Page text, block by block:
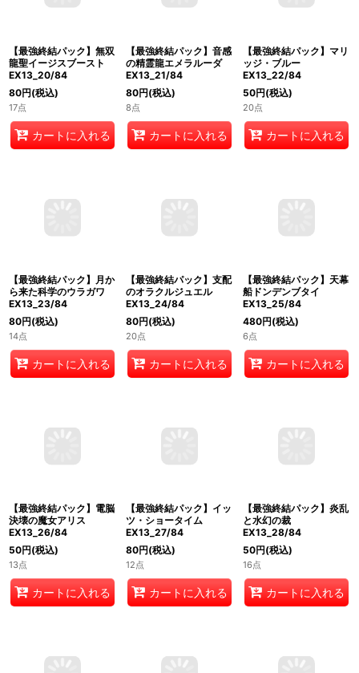
【最強終結パック】無双
龍聖イージスブースト
EX13_20/84
80円(税込)
17点
【最強終結パック】音感
の精霊龍エメラルーダ
EX13_21/84
80円(税込)
8点
【最強終結パック】マリ
ッジ・ブルー
EX13_22/84
50円(税込)
20点
【最強終結パック】月か
ら来た科学のウラガワ
EX13_23/84
80円(税込)
14点
【最強終結パック】支配
のオラクルジュエル
EX13_24/84
80円(税込)
20点
【最強終結パック】天幕
船ドンデンブタイ
EX13_25/84
480円(税込)
6点
【最強終結パック】電脳
決壊の魔女アリス
EX13_26/84
50円(税込)
13点
【最強終結パック】イッ
ツ・ショータイム
EX13_27/84
80円(税込)
12点
【最強終結パック】炎乱
と水幻の裁
EX13_28/84
50円(税込)
16点